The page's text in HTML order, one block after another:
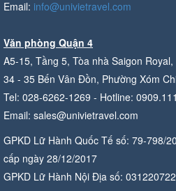
Email: info@univietravel.com
Văn phòng Quận 4
A5-15, Tầng 5, Tòa nhà Saigon Royal,
34 - 35 Bến Vân Đồn, Phường Xóm
Tel: 028-6262-1269 - Hotline:
Email: sales@univietravel.com
GPKD Lữ Hành Quốc Tế số: 79-798/
cấp ngày 28/12/2017
GPKD Lữ Hành Nội Địa số: